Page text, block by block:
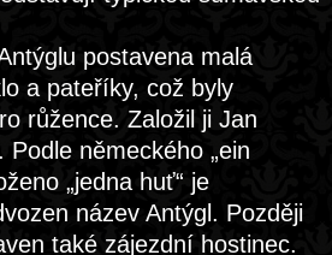
postavena malá
a pateříky, což byly
růžence. Založil ji Jan
Podle německého „ein
„jedna huť“ je
název Antýgl. Později
také zájezdní hostinec.